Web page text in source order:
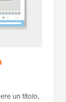
un titolo,